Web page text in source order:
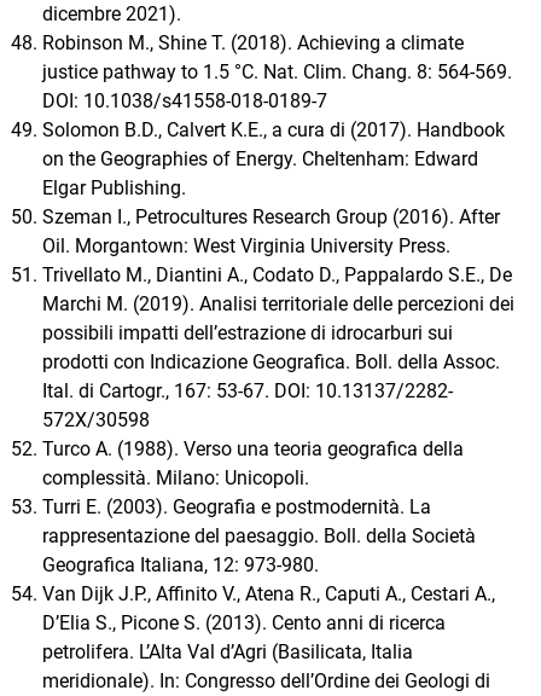
dicembre 2021).
Robinson M., Shine T. (2018). Achieving a climate
justice pathway to 1.5 °C. Nat. Clim. Chang. 8: 564-569.
DOI: 10.1038/s41558-018-0189-7
Solomon B.D., Calvert K.E., a cura di (2017). Handbook
on the Geographies of Energy. Cheltenham: Edward
Elgar Publishing.
Szeman I., Petrocultures Research Group (2016). After
Oil. Morgantown: West Virginia University Press.
Trivellato M., Diantini A., Codato D., Pappalardo S.E., De
Marchi M. (2019). Analisi territoriale delle percezioni dei
possibili impatti dell’estrazione di idrocarburi sui
prodotti con Indicazione Geografica. Boll. della Assoc.
Ital. di Cartogr., 167: 53-67. DOI: 10.13137/2282-
572X/30598
Turco A. (1988). Verso una teoria geografica della
complessità. Milano: Unicopoli.
Turri E. (2003). Geografia e postmodernità. La
rappresentazione del paesaggio. Boll. della Società
Geografica Italiana, 12: 973-980.
Van Dijk J.P., Affinito V., Atena R., Caputi A., Cestari A.,
D’Elia S., Picone S. (2013). Cento anni di ricerca
petrolifera. L’Alta Val d’Agri (Basilicata, Italia
meridionale). In: Congresso dell’Ordine dei Geologi di